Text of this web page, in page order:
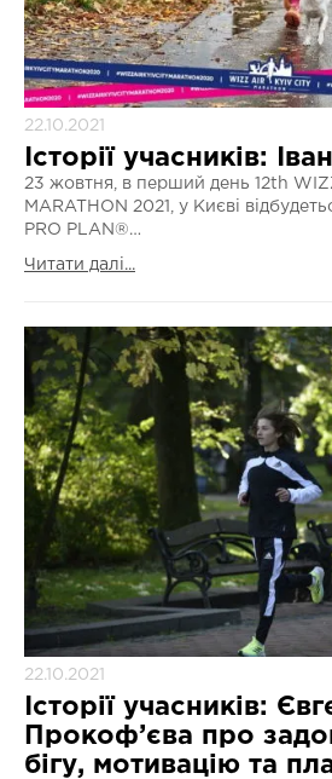
22.10.2021
Історії учасників:
23 жовтня, в перший день 12th
MARATHON 2021, у Києві
PRO PLAN®…
Читати далі...
22.10.2021
Історії учасників:
Прокоф’єва про
бігу, мотивацію та